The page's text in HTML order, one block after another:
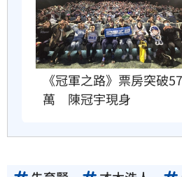
《冠軍之路》票房突破
萬　陳冠宇現身